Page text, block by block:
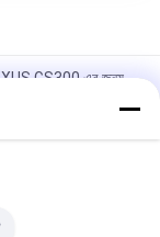
GS300 এর জন্য
জন্য ১৯৯২-১৯৯৫
CX-7 ((ER)